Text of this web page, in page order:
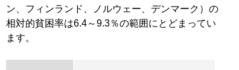
ン、フィンランド、ノルウェー、デンマーク）の
相対的貧困率は6.4～9.3％の範囲にとどまってい
ます。